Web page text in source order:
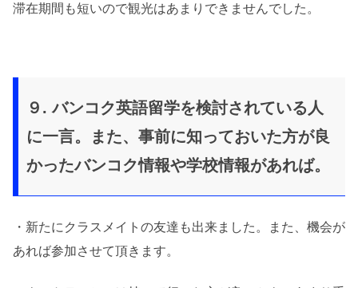
滞在期間も短いので観光はあまりできませんでした。
９. バンコク英語留学を検討されている人
に一言。また、事前に知っておいた方が良
かったバンコク情報や学校情報があれば。
・新たにクラスメイトの友達も出来ました。また、機会が
あれば参加させて頂きます。